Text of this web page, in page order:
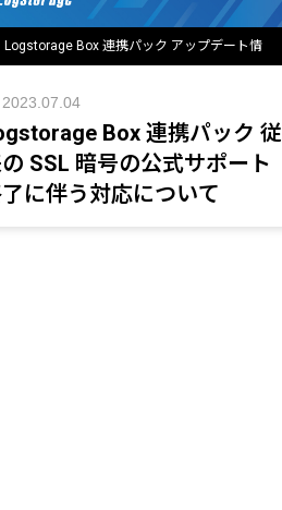
Logstorage Box 連携パック アップデート情
2023.07.04
Box 連携パック 従
SSL 暗号の公式サポート
に伴う対応について